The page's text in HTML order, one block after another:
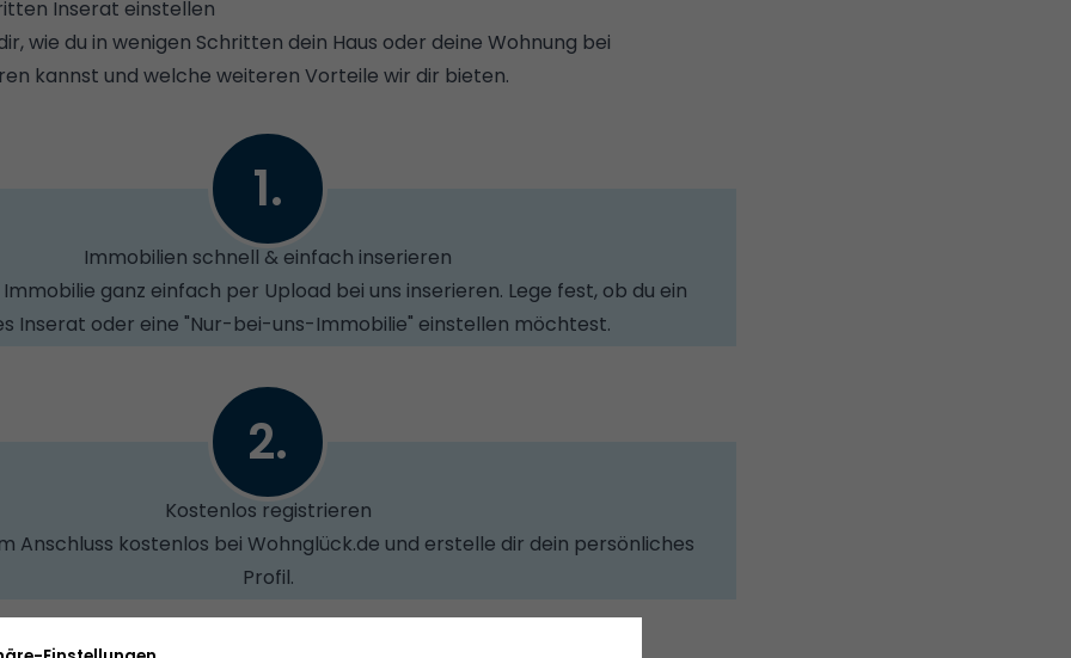
Inserat einstellen
wie du in wenigen Schritten dein Haus oder deine Wohnung bei
kannst und welche weiteren Vorteile wir dir bieten.
1.
Immobilien schnell & einfach inserieren
ganz einfach per Upload bei uns inserieren. Lege fest, ob du ein
Inserat oder eine "Nur-bei-uns-Immobilie" einstellen möchtest.
2.
Kostenlos registrieren
Anschluss kostenlos bei Wohnglück.de und erstelle dir dein persönliches
Profil.